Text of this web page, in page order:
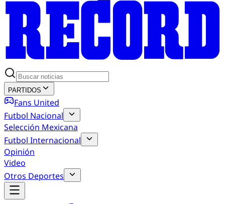
PARTIDOS
Fans United
Futbol Nacional
Selección Mexicana
Futbol Internacional
Opinión
Video
Otros Deportes